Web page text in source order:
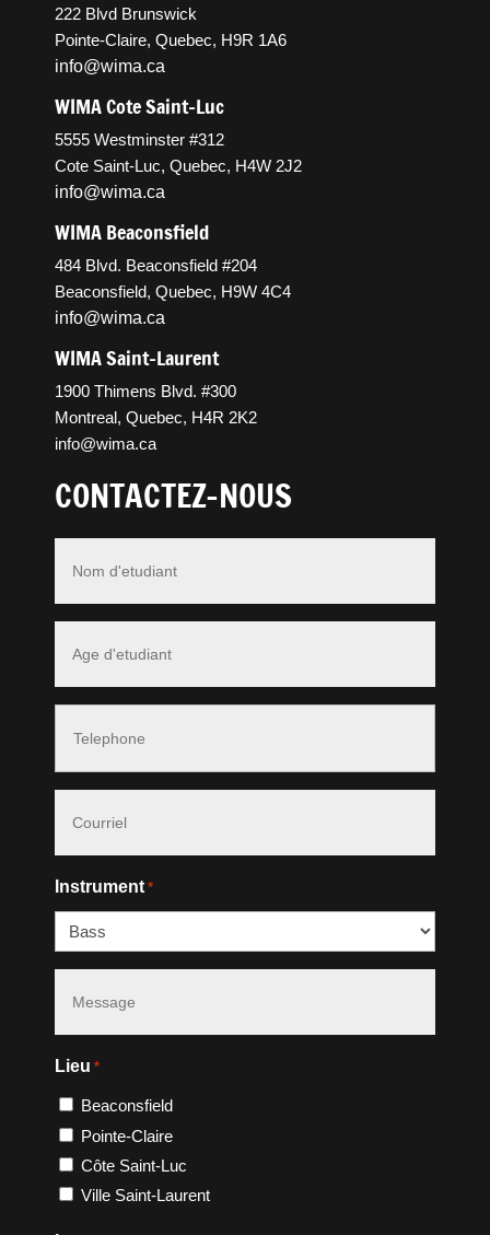
222 Blvd Brunswick
Pointe-Claire, Quebec, H9R 1A6
info@wima.ca
WIMA Cote Saint-Luc
5555 Westminster #312
Cote Saint-Luc, Quebec, H4W 2J2
info@wima.ca
WIMA Beaconsfield
484 Blvd. Beaconsfield #204
Beaconsfield, Quebec, H9W 4C4
info@wima.ca
WIMA Saint-Laurent
1900 Thimens Blvd. #300
Montreal, Quebec, H4R 2K2
info@wima.ca
CONTACTEZ-NOUS
*
Instrument *
Lieu *
Beaconsfield
Pointe-Claire
Côte Saint-Luc
Ville Saint-Laurent